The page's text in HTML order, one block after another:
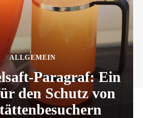
ALLGEMEIN
Paragraf: Ein
den Schutz von